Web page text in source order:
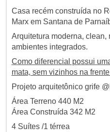
Casa recém construída no
Marx em Santana de
Arquitetura moderna, clean,
ambientes integrados.
Como diferencial possui
mata, sem vizinhos na
Projeto arquitetônico grife
Área Terreno 440 M2
Área Construída 342 M2
4 Suítes /1 térrea